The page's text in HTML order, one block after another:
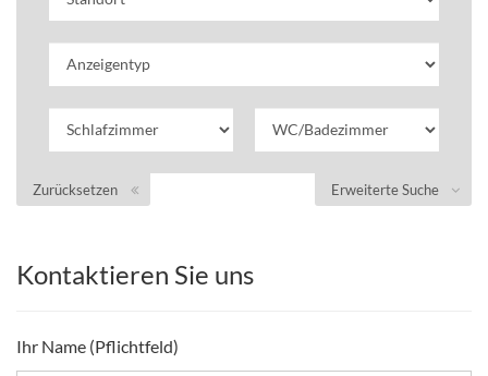
Erweiterte Suche
Zurücksetzen
Kontaktieren Sie uns
Ihr Name (Pflichtfeld)